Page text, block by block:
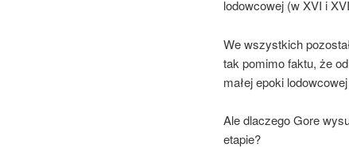
lodowcowej (w XVI i
We wszystkich
tak pomimo faktu, że
małej epoki
Ale dlaczego Gore
etapie?